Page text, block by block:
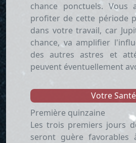
chance ponctuels. Vous
profiter de cette période
dans votre travail, car
chance, va amplifier
des autres astres et
peuvent éventuellement
Votre Santé
Première quinzaine
Les trois premiers jours
seront guère favorables